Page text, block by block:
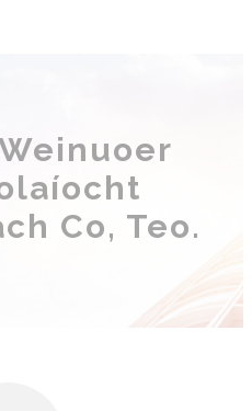
Co, Teo.